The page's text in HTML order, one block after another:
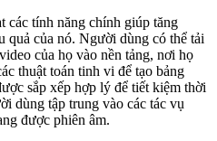
các tính năng chính giúp tăng
quả của nó. Người dùng có thể tải
của họ vào nền tảng, nơi họ
thuật toán tinh vi để tạo bảng
sắp xếp hợp lý để tiết kiệm thời
dùng tập trung vào các tác vụ
được phiên âm.